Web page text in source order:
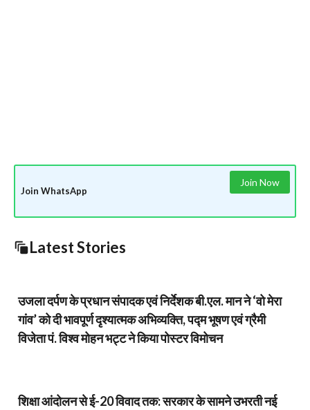
Join WhatsApp
Join Now
Latest Stories
उजला दर्पण के प्रधान संपादक एवं निर्देशक बी.एल. मान ने ‘वो मेरा
गांव’ को दी भावपूर्ण दृश्यात्मक अभिव्यक्ति, पद्म भूषण एवं ग्रैमी
विजेता पं. विश्व मोहन भट्ट ने किया पोस्टर विमोचन
शिक्षा आंदोलन से ई-20 विवाद तक: सरकार के सामने उभरती नई